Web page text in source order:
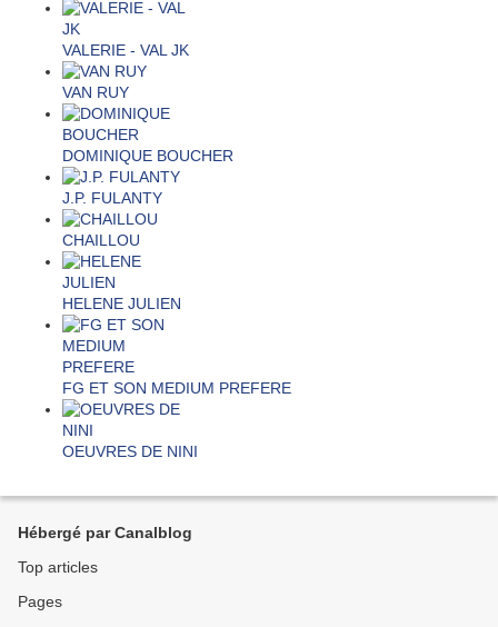
VALERIE - VAL JK
VAN RUY
DOMINIQUE BOUCHER
J.P. FULANTY
CHAILLOU
HELENE JULIEN
FG ET SON MEDIUM PREFERE
OEUVRES DE NINI
Hébergé par Canalblog
Top articles
Pages